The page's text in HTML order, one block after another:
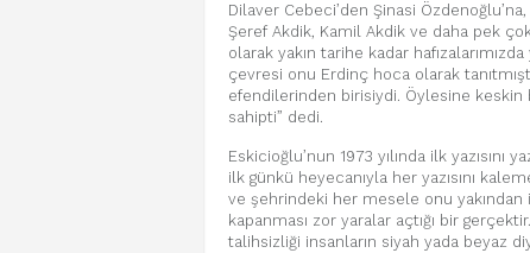
Dilaver Cebeci’den Şinasi
Şeref Akdik, Kamil Akdik ve daha pek
olarak yakın tarihe kadar
çevresi onu Erdinç hoca olarak
efendilerinden birisiydi. Öylesine keskin
sahipti” dedi.
Eskicioğlu’nun 1973 yılında ilk
ilk günkü heyecanıyla her yazısını
ve şehrindeki her mesele onu
kapanması zor yaralar açtığı bir
talihsizliği insanların siyah yada beyaz